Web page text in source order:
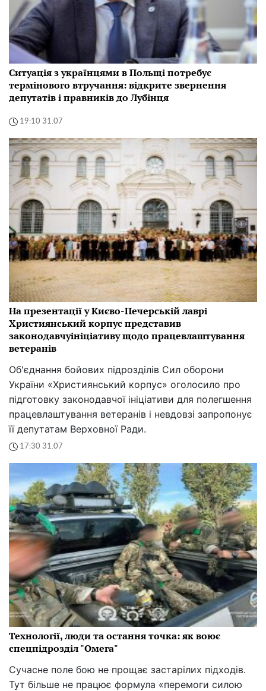
Ситуація з українцями в Польщі потребує
термінового втручання: відкрите звернення
депутатів і правників до Лубінця
19:10 31.07
На презентації у Києво-Печерській лаврі
Християнський корпус представив
законодавчуініціативу щодо працевлаштування
ветеранів
Об'єднання бойових підрозділів Сил оборони
України «Християнський корпус» оголосило про
підготовку законодавчої ініціативи для полегшення
працевлаштування ветеранів і невдовзі запропонує
її депутатам Верховної Ради.
17:30 31.07
Технології, люди та остання точка: як воює
спецпідрозділ "Омега"
Сучасне поле бою не прощає застарілих підходів.
Тут більше не працює формула «перемоги силою